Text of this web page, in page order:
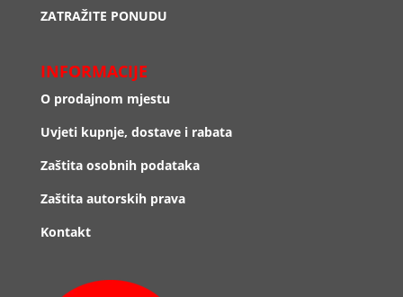
ZATRAŽITE PONUDU
INFORMACIJE
O prodajnom mjestu
Uvjeti kupnje, dostave i rabata
Zaštita osobnih podataka
Zaštita autorskih prava
Kontakt